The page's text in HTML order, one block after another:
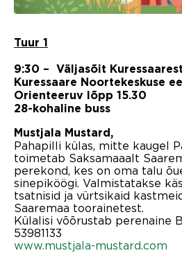
Tuur 1
9:30 – Väljasõit
Kuressaare Noortekeskuse
Orienteeruv lõpp 15.30
28-kohaline buss
Mustjala Mustard,
Pahapilli külas, mitte kaugel
toimetab Saksamaaalt
perekond, kes on oma talu
sinepiköögi. Valmistatakse
tsatnisid ja vürtsikaid
Saaremaa toorainetest.
Külalisi võõrustab perenaine
53981133
www.mustjala-mustard.com